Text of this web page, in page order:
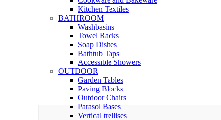
Kitchen Textiles
BATHROOM
Washbasins
Towel Racks
Soap Dishes
Bathtub Taps
Accessible Showers
OUTDOOR
Garden Tables
Paving Blocks
Outdoor Chairs
Parasol Bases
Vertical trellises